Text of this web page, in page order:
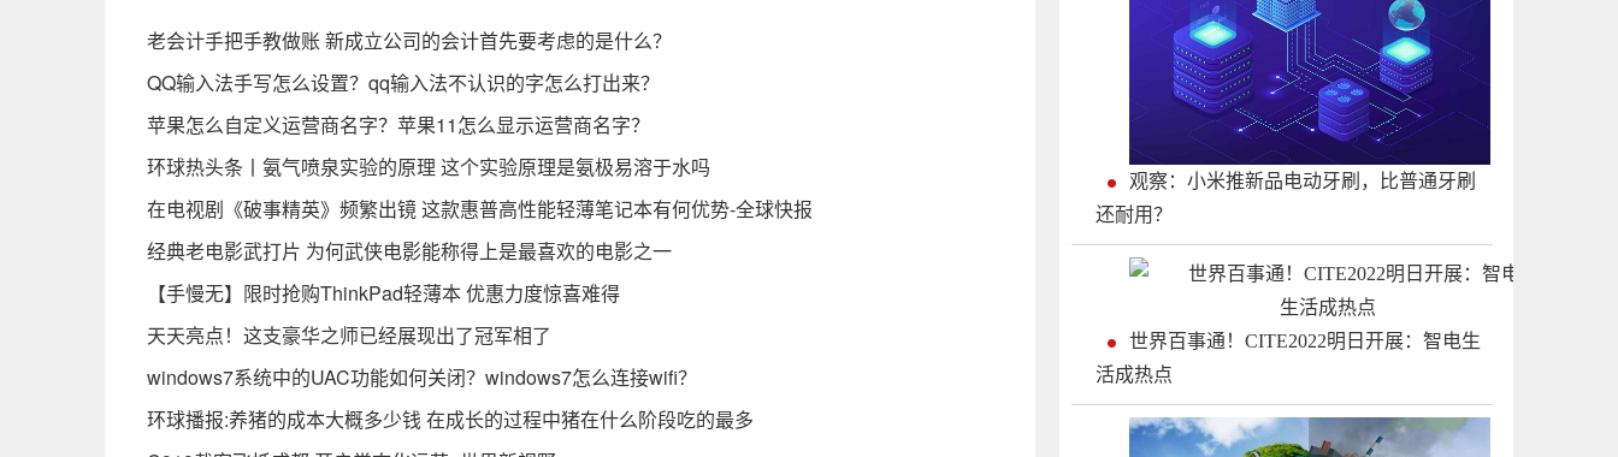
老会计手把手教做账 新成立公司的会计首先要考虑的是什么？
QQ输入法手写怎么设置？qq输入法不认识的字怎么打出来？
苹果怎么自定义运营商名字？苹果11怎么显示运营商名字？
环球热头条丨氨气喷泉实验的原理 这个实验原理是氨极易溶于水吗
在电视剧《破事精英》频繁出镜 这款惠普高性能轻薄笔记本有何优势-全球快报
经典老电影武打片 为何武侠电影能称得上是最喜欢的电影之一
【手慢无】限时抢购ThinkPad轻薄本 优惠力度惊喜难得
天天亮点！这支豪华之师已经展现出了冠军相了
windows7系统中的UAC功能如何关闭？windows7怎么连接wifi？
环球播报:养猪的成本大概多少钱 在成长的过程中猪在什么阶段吃的最多
观察：小米推新品电动牙刷，比普通牙刷
还耐用？
世界百事通！CITE2022明日开展：智电生
活成热点